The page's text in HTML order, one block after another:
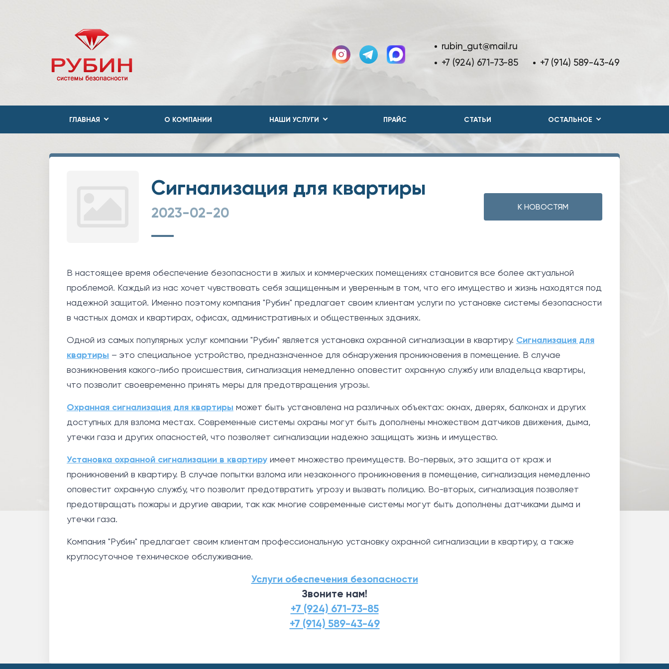
rubin_gut@mail.ru
+7 (924) 671-73-85
+7 (914) 589-43-49
ГЛАВНАЯ О КОМПАНИИ НАШИ УСЛУГИ ПРАЙС СТАТЬИ ОСТАЛЬНОЕ
Сигнализация для квартиры
2023-02-20 К НОВОСТЯМ
В настоящее время обеспечение безопасности в жилых и коммерческих помещениях становится все более актуальной
проблемой. Каждый из нас хочет чувствовать себя защищенным и уверенным в том, что его имущество и жизнь находятся под
надежной защитой. Именно поэтому компания "Рубин" предлагает своим клиентам услуги по установке системы безопасности
в частных домах и квартирах, офисах, административных и общественных зданиях.
Одной из самых популярных услуг компании "Рубин" является установка охранной сигнализации в квартиру. Сигнализация для
квартиры – это специальное устройство, предназначенное для обнаружения проникновения в помещение. В случае
возникновения какого-либо происшествия, сигнализация немедленно оповестит охранную службу или владельца квартиры,
что позволит своевременно принять меры для предотвращения угрозы.
Охранная сигнализация для квартиры может быть установлена на различных объектах: окнах, дверях, балконах и других
доступных для взлома местах. Современные системы охраны могут быть дополнены множеством датчиков движения, дыма,
утечки газа и других опасностей, что позволяет сигнализации надежно защищать жизнь и имущество.
Установка охранной сигнализации в квартиру имеет множество преимуществ. Во-первых, это защита от краж и
проникновений в квартиру. В случае попытки взлома или незаконного проникновения в помещение, сигнализация немедленно
оповестит охранную службу, что позволит предотвратить угрозу и вызвать полицию. Во-вторых, сигнализация позволяет
предотвращать пожары и другие аварии, так как многие современные системы могут быть дополнены датчиками дыма и
утечки газа.
Компания "Рубин" предлагает своим клиентам профессиональную установку охранной сигнализации в квартиру, а также
круглосуточное техническое обслуживание.
Услуги обеспечения безопасности
Звоните нам!
+7 (924) 671-73-85
+7 (914) 589-43-49